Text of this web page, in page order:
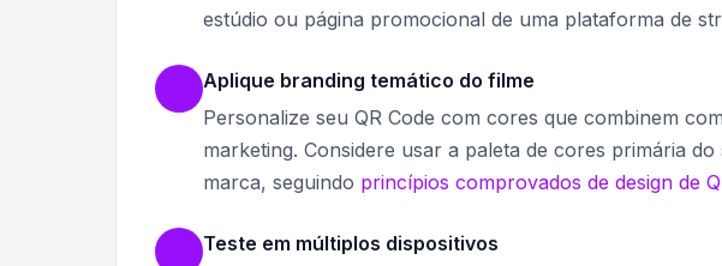
estúdio ou página promocional de uma plataforma de
Aplique branding temático do filme
Personalize seu QR Code com cores que combinem
marketing. Considere usar a paleta de cores primária
marca, seguindo princípios comprovados de design de
Teste em múltiplos dispositivos